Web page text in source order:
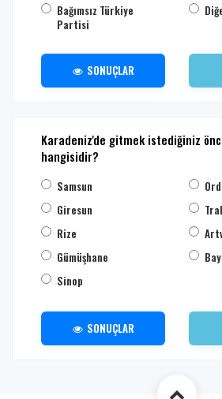
Bağımsız Türkiye
Partisi
SONUÇLAR
Karadeniz'de gitmek istediğiniz
hangisidir?
Samsun
Giresun
Rize
Gümüşhane
Sinop
SONUÇLAR